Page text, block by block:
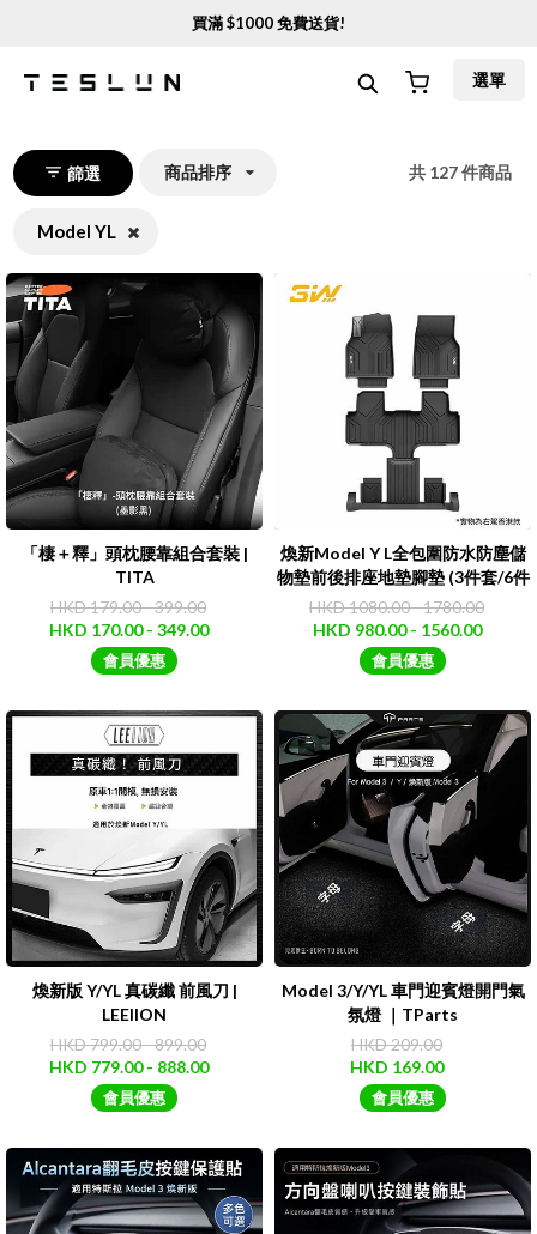
買滿 $1000免費送貨!
選單
篩選 商品排序
Model YL
共 127件商品
「棲＋釋」頭枕腰靠組合套裝 |
TITA
HKD 179.00 - 399.00
HKD 170.00 - 349.00
會員優惠
煥新Model Y L全包圍防水防塵儲
物墊前後排座地墊腳墊 (3件套/6件
套)｜3W
HKD 1080.00 - 1780.00
HKD 980.00 - 1560.00
會員優惠
煥新版 Y/YL 真碳纖 前風刀 |
LEEIION
HKD 799.00 - 899.00
HKD 779.00 - 888.00
會員優惠
Model 3/Y/YL 車門迎賓燈開門氣
氛燈 ｜TParts
HKD 209.00
HKD 169.00
會員優惠